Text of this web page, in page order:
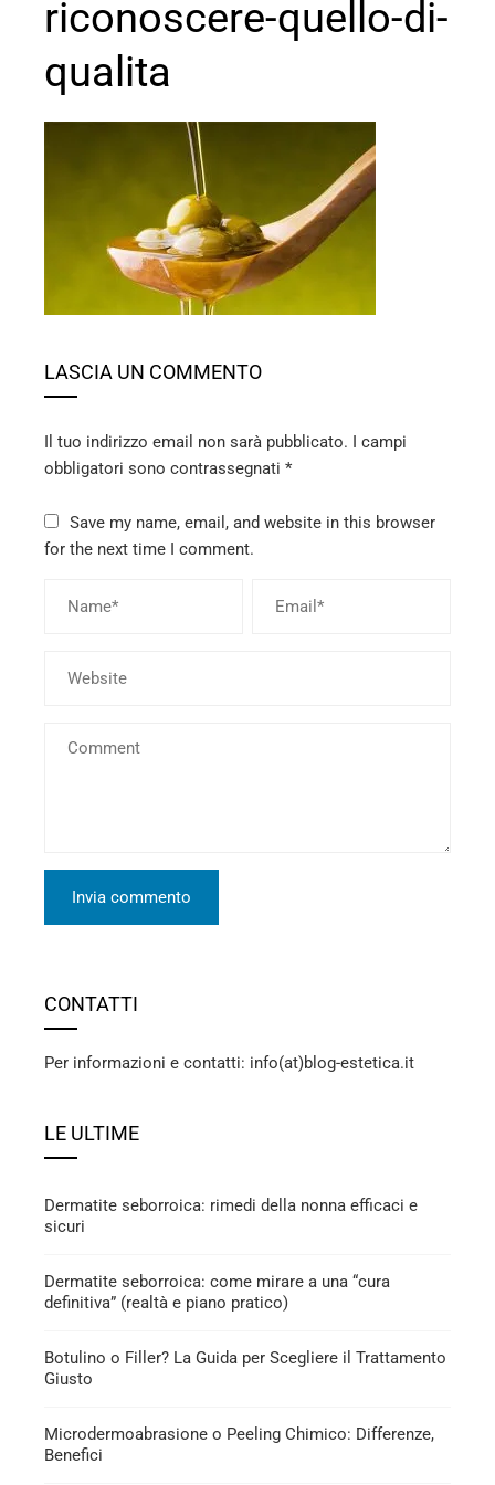
riconoscere-quello-di-
qualita
LASCIA UN COMMENTO
Il tuo indirizzo email non sarà pubblicato. I campi
obbligatori sono contrassegnati *
Save my name, email, and website in this browser
for the next time I comment.
CONTATTI
Per informazioni e contatti: info(at)blog-estetica.it
LE ULTIME
Dermatite seborroica: rimedi della nonna efficaci e
sicuri
Dermatite seborroica: come mirare a una “cura
definitiva” (realtà e piano pratico)
Botulino o Filler? La Guida per Scegliere il Trattamento
Giusto
Microdermoabrasione o Peeling Chimico: Differenze,
Benefici